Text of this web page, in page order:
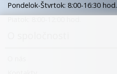
Pondelok-Štvrtok: 8:00-16:30 hod.